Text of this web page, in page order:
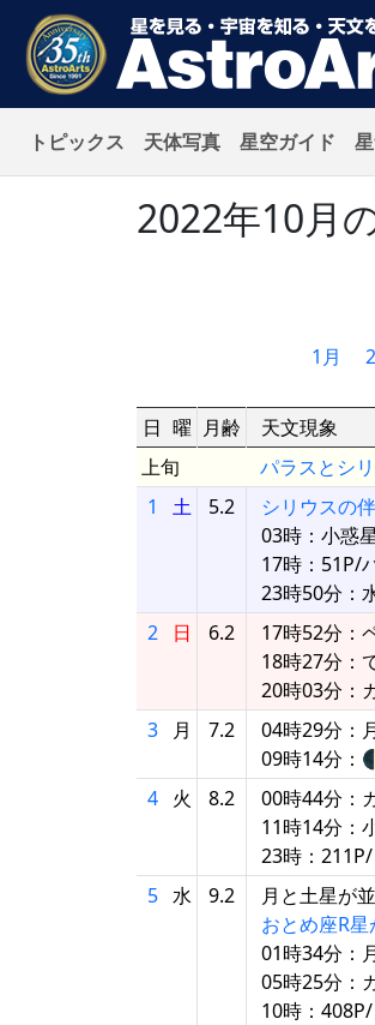
トピックス 天体写真 星空ガイド
2022年10月
1月
日 曜 月齢 天文現象
上旬
パラスとシ
1
土 5.2 シリウスの
03時：小惑
17時：51P/
23時50分：
2
日 6.2
17時52分：
18時27分：
20時03分：
3
月 7.2
04時29分：
09時14分：
4
火 8.2
00時44分：
11時14分：
23時：
5 水 9.2
月と土星が
おとめ座R星
01時34分：
05時25分：
10時：